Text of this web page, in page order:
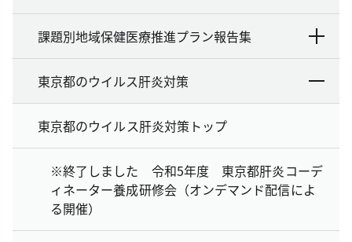
課題別地域保健医療推進プラン報告集
東京都のウイルス肝炎対策
東京都のウイルス肝炎対策トップ
※終了しました 令和5年度 東京都肝炎コーデ
ィネーター養成研修会（オンデマンド配信によ
る開催）